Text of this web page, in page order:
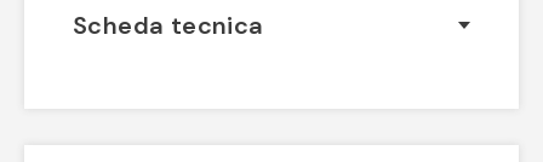
Scheda tecnica